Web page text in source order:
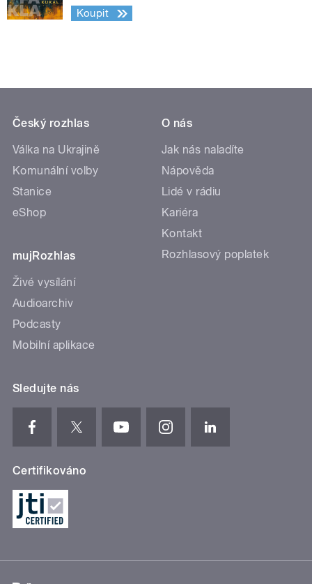
Koupit
Český rozhlas
Válka na Ukrajině
Komunální volby
Stanice
eShop
mujRozhlas
Živé vysílání
Audioarchiv
Podcasty
Mobilní aplikace
O nás
Jak nás naladíte
Nápověda
Lidé v rádiu
Kariéra
Kontakt
Rozhlasový poplatek
Sledujte nás
Certifikováno